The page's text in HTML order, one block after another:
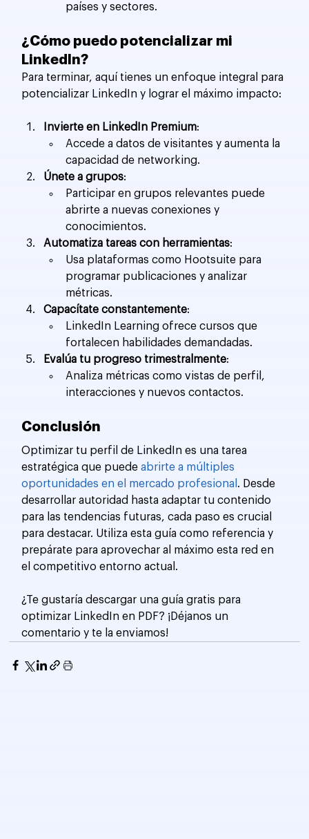
países y sectores.
¿Cómo puedo potencializar mi
LinkedIn?
Para terminar, aquí tienes un enfoque integral para
potencializar LinkedIn y lograr el máximo impacto:
Invierte en LinkedIn Premium:
Accede a datos de visitantes y aumenta la
capacidad de networking.
Únete a grupos:
Participar en grupos relevantes puede
abrirte a nuevas conexiones y
conocimientos.
Automatiza tareas con herramientas:
Usa plataformas como Hootsuite para
programar publicaciones y analizar
métricas.
Capacítate constantemente:
LinkedIn Learning ofrece cursos que
fortalecen habilidades demandadas.
Evalúa tu progreso trimestralmente:
Analiza métricas como vistas de perfil,
interacciones y nuevos contactos.
Conclusión
Optimizar tu perfil de LinkedIn es una tarea
estratégica que puede abrirte a múltiples
oportunidades en el mercado profesional . Desde
desarrollar autoridad hasta adaptar tu contenido
para las tendencias futuras, cada paso es crucial
para destacar. Utiliza esta guía como referencia y
prepárate para aprovechar al máximo esta red en
el competitivo entorno actual.
¿Te gustaría descargar una guía gratis para
optimizar LinkedIn en PDF? ¡Déjanos un
comentario y te la enviamos!